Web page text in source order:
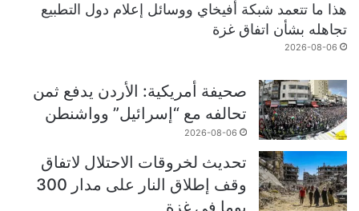
هذا ما تتعمد شبكة أفيخاي ووسائل إعلام دول التطبيع
تجاهله بشأن اتفاق غزة
2026-08-06
صحيفة أمريكية: الأردن يدفع ثمن
تحالفه مع “إسرائيل” وواشنطن
2026-08-06
تحديث لخروقات الاحتلال لاتفاق
وقف إطلاق النار على مدار 300